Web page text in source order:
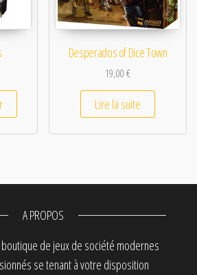
Desperados of Dice Town
19,00€
Lire la suite
A PROPOS
boutique de jeux de société modernes
se tenant à votre disposition